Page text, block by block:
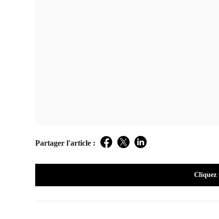
Partager l'article : Facebook
TwitterLinkedIn
Cliquez